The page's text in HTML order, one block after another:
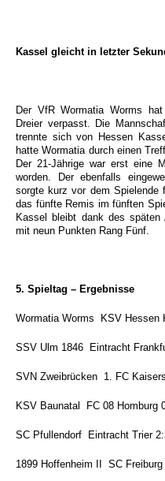
Kassel gleicht in letzter
Der VfR Wormatia Worms
Dreier verpasst. Die
trennte sich von Hessen
hatte Wormatia durch einen
Der 21-Jährige war erst eine
worden. Der ebenfalls
sorgte kurz vor dem Spielende
das fünfte Remis im fünften
Kassel bleibt dank des späten
mit neun Punkten Rang Fünf.
5. Spieltag – Ergebnisse
Wormatia Worms  KSV Hessen
SSV Ulm 1846  Eintracht
SVN Zweibrücken  1. FC
KSV Baunatal  FC 08 Homburg
SC Pfullendorf  Eintracht Trier
1899 Hoffenheim II  SC